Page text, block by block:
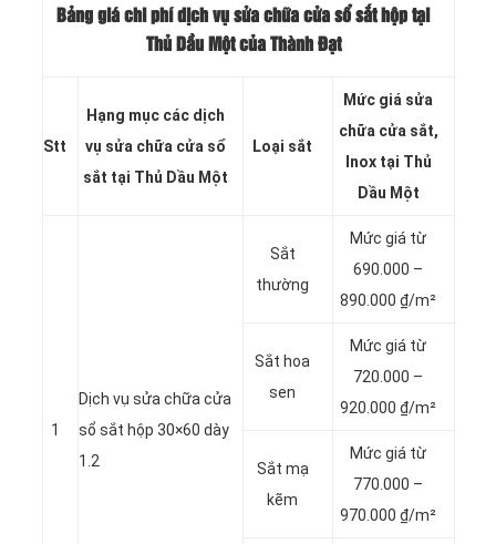
Bảng giá chi phí dịch vụ sửa chữa cửa sổ sắt hộp tại
Thủ Dầu Một của Thành Đạt
Stt
Hạng mục các dịch
vụ sửa chữa cửa sổ
sắt tại Thủ Dầu Một
Loại sắt
Mức giá sửa
chữa cửa sắt,
Inox tại Thủ
Dầu Một
1
Dịch vụ sửa chữa cửa
sổ sắt hộp 30×60 dày
1.2
Sắt
thường
Mức giá từ
690.000 –
890.000 ₫/m²
Sắt hoa
sen
Mức giá từ
720.000 –
920.000 ₫/m²
Sắt mạ
kẽm
Mức giá từ
770.000 –
970.000 ₫/m²